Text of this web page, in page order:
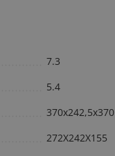
7.3
5.4
370х242,5х370
272X242X155